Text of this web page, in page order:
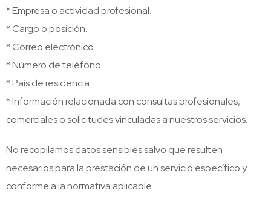
* Empresa o actividad profesional.
* Cargo o posición.
* Correo electrónico.
* Número de teléfono.
* País de residencia.
* Información relacionada con consultas profesionales,
comerciales o solicitudes vinculadas a nuestros servicios.
No recopilamos datos sensibles salvo que resulten
necesarios para la prestación de un servicio específico y
conforme a la normativa aplicable.